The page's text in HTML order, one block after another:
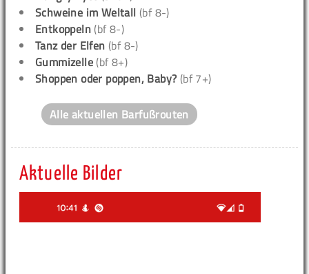
Schweine im Weltall (bf 8-)
Entkoppeln (bf 8-)
Tanz der Elfen (bf 8-)
Gummizelle (bf 8+)
Shoppen oder poppen, Baby? (bf 7+)
Alle aktuellen Barfußrouten
Aktuelle Bilder